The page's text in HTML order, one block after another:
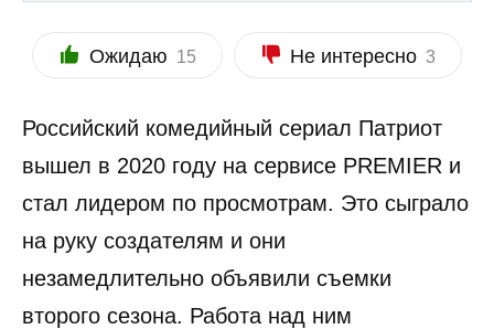
Ожидаю 15 Не интересно 3
Российский комедийный сериал Патриот
вышел в 2020 году на сервисе PREMIER и
стал лидером по просмотрам. Это сыграло
на руку создателям и они
незамедлительно объявили съемки
второго сезона. Работа над ним